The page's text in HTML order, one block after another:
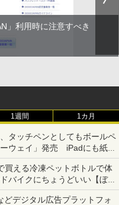
」利用時に注意すべき
1週間 1カ月
タッチペンとしてもボールペ
ウェイ」発売 iPadにも紙に
える冷凍ペットボトルで体
バイクにちょうどいい【ぼっ
時間でなにしてる？】
デジタル広告プラットフォ